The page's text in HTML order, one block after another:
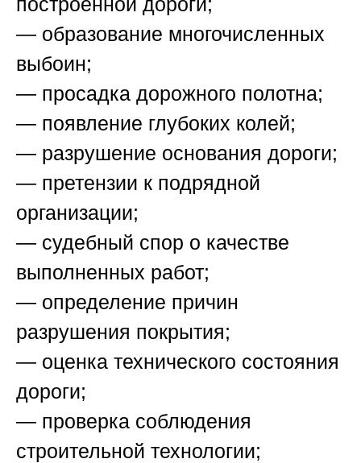
— образование многочисленных
выбоин;
— просадка дорожного полотна;
— появление глубоких колей;
— разрушение основания дороги;
— претензии к подрядной
организации;
— судебный спор о качестве
выполненных работ;
— определение причин
разрушения покрытия;
— оценка технического состояния
дороги;
— проверка соблюдения
строительной технологии;